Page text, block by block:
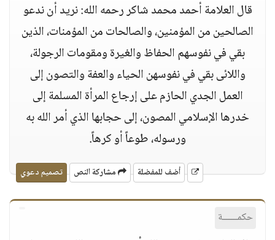
قال العلامة أحمد محمد شاكر رحمه الله: نريد أن ندعو
الصالحين من المؤمنين، والصالحات من المؤمنات، الذين
بقي في نفوسهم الحفاظ والغيرة ومقومات الرجولة،
واللائى بقي في نفوسهن الحياء والعفة والتصون إلى
العمل الجدي الحازم على إرجاع المرأة المسلمة إلى
خدرها الإسلامي المصون، إلى حجابها الذي أمر الله به
ورسوله، طوعاً أو كرهاً.
أضف للمفضلة مشاركة النص تصميم دعوي
حكمــــــة